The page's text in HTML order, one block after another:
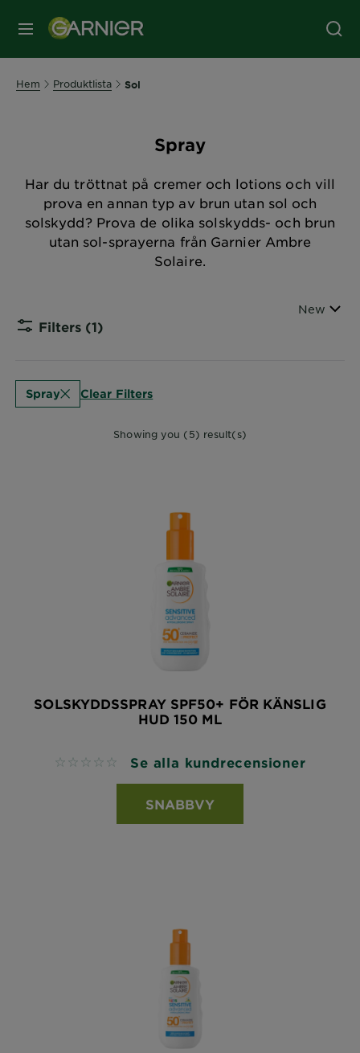
MENY
Hem Produktlista Sol
Spray
Har du tröttnat på cremer och lotions och vill
prova en annan typ av brun utan sol och
solskydd? Prova de olika solskydds- och brun
utan sol-sprayerna från Garnier Ambre
Solaire.
Filters (1)
Sort By
New
Spray Clear Filters
Showing you (5) result(s)
SOLSKYDDSSPRAY SPF50+ FÖR KÄNSLIG
HUD 150 ML
No reviews Se alla kundrecensioner
SNABBVY